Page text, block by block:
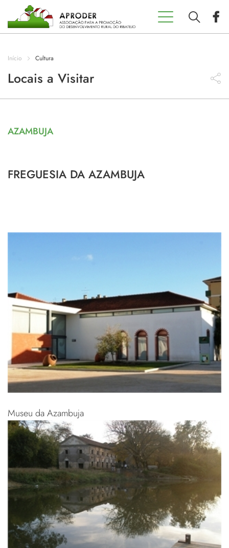
Aproder
Concursos
Projetos
Programas
Início Cultura
Locais a Visitar
AZAMBUJA
FREGUESIA DA AZAMBUJA
Museu da Azambuja